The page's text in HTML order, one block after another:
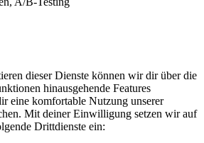
dieser Dienste können wir dir über die
hinausgehende Features
eine komfortable Nutzung unserer
Mit deiner Einwilligung setzen wir auf
Drittdienste ein: